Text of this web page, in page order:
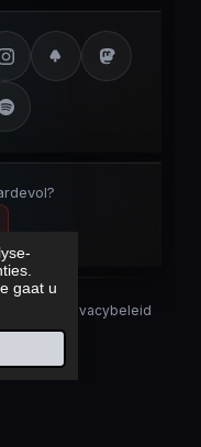
gaat u
Privacybeleid